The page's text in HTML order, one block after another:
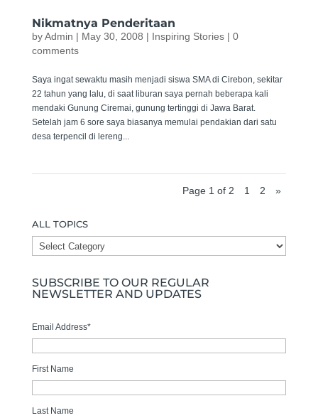
Nikmatnya Penderitaan
byAdmin | May 30, 2008 | Inspiring Stories| 0
comments
Saya ingat sewaktu masih menjadi siswa SMA di Cirebon, sekitar
22 tahun yang lalu, di saat liburan saya pernah beberapa kali
mendaki Gunung Ciremai, gunung tertinggi di Jawa Barat.
Setelah jam 6 sore saya biasanya memulai pendakian dari satu
desa terpencil di lereng...
Page 1 of 2 1 2 »
ALL TOPICS
ALL
TOPICS
SUBSCRIBE TO OUR REGULAR
NEWSLETTER AND UPDATES
Email Address*
First Name
Last Name